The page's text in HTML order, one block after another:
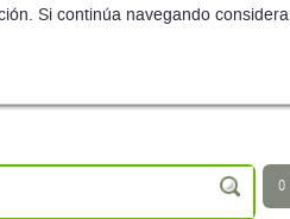
Si continúa navegando
0